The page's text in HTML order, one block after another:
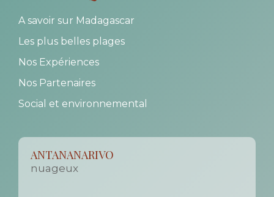
A savoir sur Madagascar
Les plus belles plages
Nos Expériences
Nos Partenaires
Social et environnemental
ANTANANARIVO
nuageux